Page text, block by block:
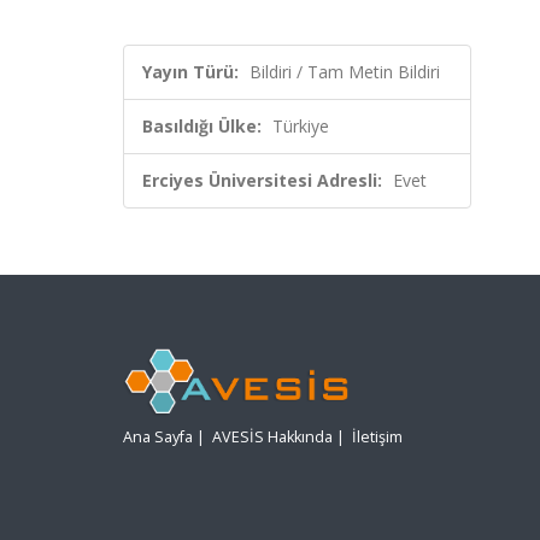
Yayın Türü: Bildiri / Tam Metin Bildiri
Basıldığı Ülke: Türkiye
Erciyes Üniversitesi Adresli: Evet
Ana Sayfa | AVESİS Hakkında | İletişim